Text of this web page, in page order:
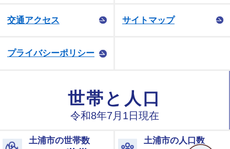
交通アクセス サイトマップ
プライバシーポリシー